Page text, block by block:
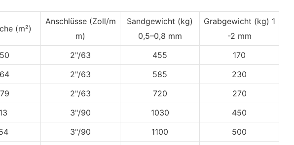
(m²)
Anschlüsse (Zoll/m
m)
Sandgewicht (kg)
0,5–0,8 mm
Grabgewicht (kg) 1
-2 mm
2"/63 455
170
2"/63 585
230
2"/63 720
270
3"/90 1030
450
3"/90 1100
500